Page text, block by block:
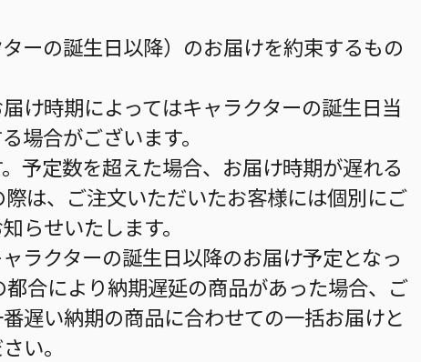
ーの誕生日以降）のお届けを約束するもの
け時期によってはキャラクターの誕生日当
場合がございます。
予定数を超えた場合、お届け時期が遅れる
は、ご注文いただいたお客様には個別にご
らせいたします。
ラクターの誕生日以降のお届け予定となっ
合により納期遅延の商品があった場合、ご
遅い納期の商品に合わせての一括お届けと
い。